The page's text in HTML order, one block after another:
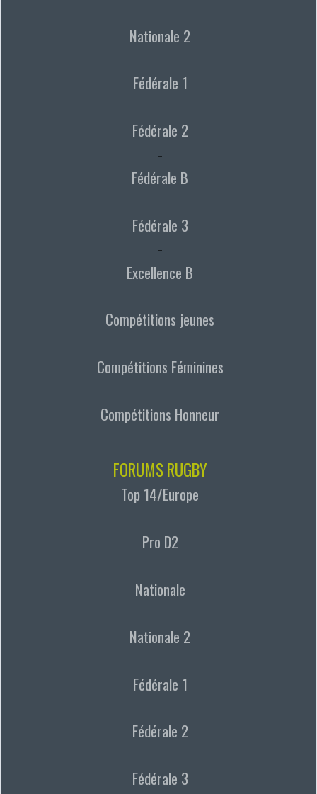
Nationale 2
Fédérale 1
Fédérale 2
-
Fédérale B
Fédérale 3
-
Excellence B
Compétitions jeunes
Compétitions Féminines
Compétitions Honneur
FORUMS RUGBY
Top 14/Europe
Pro D2
Nationale
Nationale 2
Fédérale 1
Fédérale 2
Fédérale 3